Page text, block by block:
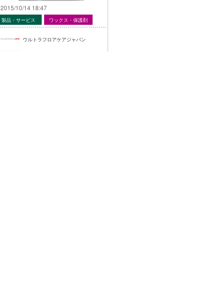
2015/10/14 18:47
製品・サービス ワックス・保護剤
ウルトラフロアケアジャパン